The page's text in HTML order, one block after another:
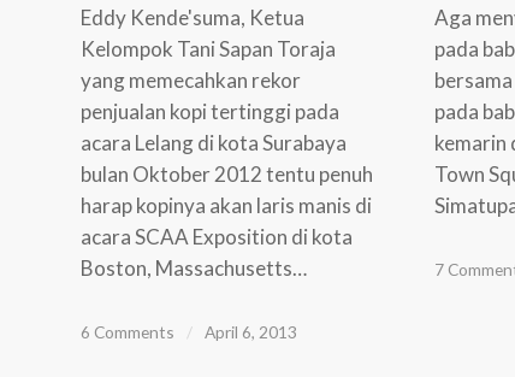
Eddy Kende'suma, Ketua
Kelompok Tani Sapan Toraja
yang memecahkan rekor
penjualan kopi tertinggi pada
acara Lelang di kota Surabaya
bulan Oktober 2012 tentu penuh
harap kopinya akan laris manis di
acara SCAA Exposition di kota
Boston, Massachusetts…
6 Comments / April 6, 2013
Aga
pada
pada
kemarin
Town
7